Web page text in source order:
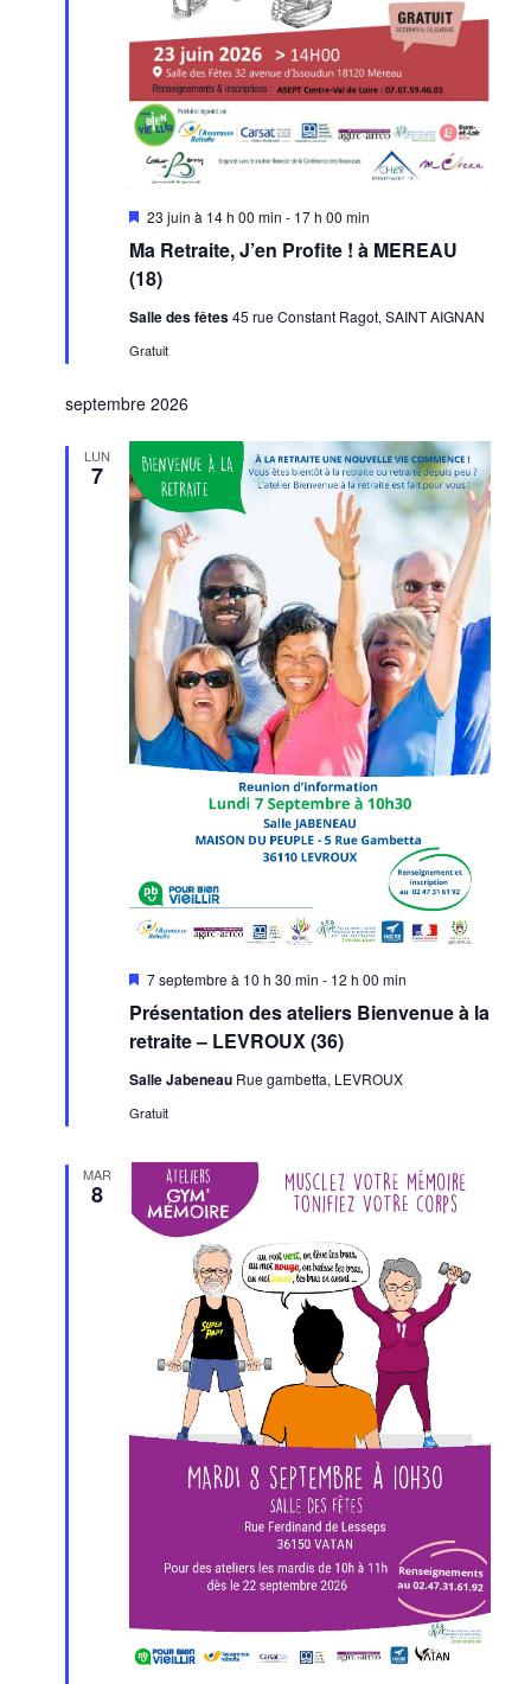
Ma Retraite, J’en Profite ! à MEREAU
(18)
Mis
avant
23 juin à 14 h 00 min - 17 h 00 min
Salle des fêtes45 rue Constant Ragot, SAINT AIGNAN
Gratuit
septembre 2026
LUN
7
Présentation des ateliers Bienvenue à la
retraite – LEVROUX (36)
Mis
avant
7 septembre à 10 h 30 min - 12 h 00 min
Salle Jabeneau Rue gambetta, LEVROUX
Gratuit
MAR
8